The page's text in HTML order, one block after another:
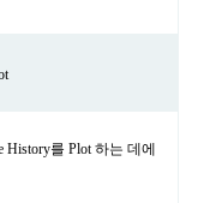
를 Plot 하는 데에